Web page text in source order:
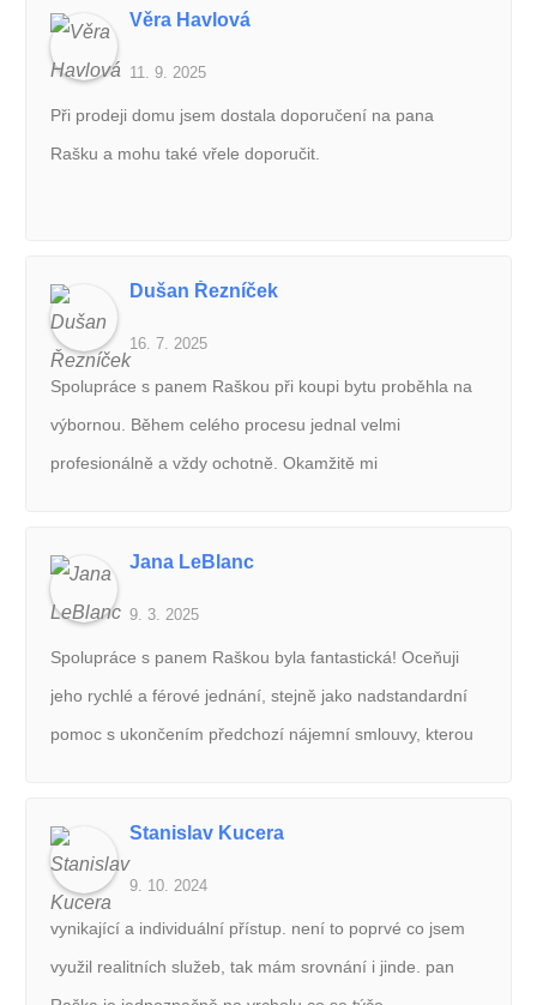
které je prostě spoleh.Děkuji mnohokrát
Věra Havlová
11. 9. 2025
Při prodeji domu jsem dostala doporučení na pana
Rašku a mohu také vřele doporučit.
Dušan Řezníček
16. 7. 2025
Spolupráce s panem Raškou při koupi bytu proběhla na
výbornou. Během celého procesu jednal velmi
profesionálně a vždy ochotně. Okamžitě mi
servisu, který byl plně transparentní a bez nejmenších
pochybností i při vyšších finančních částkách. Zajistil
vyhotovení všech smluv a jejich podání na příslušné
úřady. Při předání bytu mi podrobně vysvětlil všechny
kroky a pomohl mi i s přepisem energií a dalšími
Jana LeBlanc
9. 3. 2025
Spolupráce s panem Raškou byla fantastická! Oceňuji
jeho rychlé a férové jednání, stejně jako nadstandardní
pomoc s ukončením předchozí nájemní smlouvy, kterou
pořízení profesionálních fotografií bytu a fakt, že od
zveřejnění inzerátu byl byt pronajatý během 24 hodin.
Děkuji!
Stanislav Kucera
9. 10. 2024
vynikající a individuální přístup. není to poprvé co jsem
využil realitních služeb, tak mám srovnání i jinde. pan